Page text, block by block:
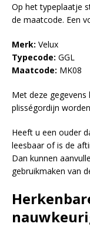
Op het typeplaatje
de maatcode. Een
Merk: Velux
Typecode: GGL
Maatcode: MK08
Met deze
plisségordijn
Heeft u een ouder
leesbaar of is de
Dan kunnen
gebruikmaken van